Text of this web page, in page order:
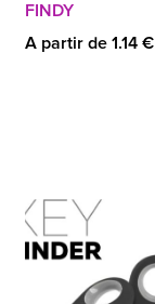
FINDY
A partir de 1.14 €